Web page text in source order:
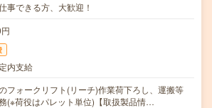
事できる方、大歓迎！
内支給
フォークリフト(リーチ)作業荷下ろし、運搬等
(※荷役はパレット単位)【取扱製品情…